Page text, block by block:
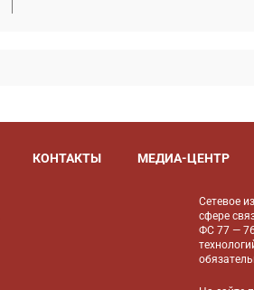
КОНТАКТЫ МЕДИА-ЦЕНТР
Сетевое
сфере
ФС 77 —